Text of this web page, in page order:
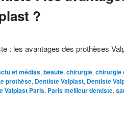
?
: les avantages des prothèses
et médias, beaute, chirurgie, chirurgie
prothèse, Dentiste Valplast, Dentiste
Valplast Paris, Paris meilleur dentiste,